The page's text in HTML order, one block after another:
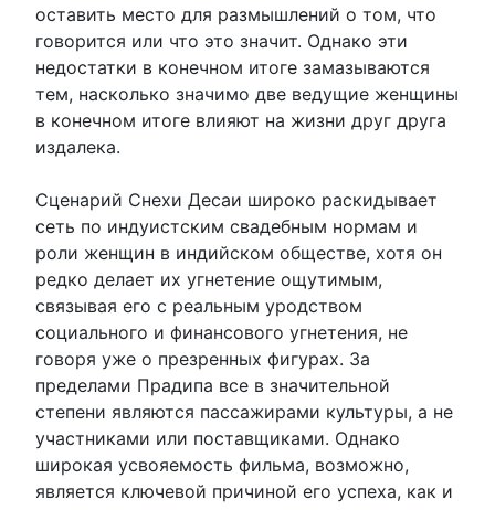
оставить место для размышлений о том, что
говорится или что это значит. Однако эти
недостатки в конечном итоге замазываются
тем, насколько значимо две ведущие женщины
в конечном итоге влияют на жизни друг друга
издалека.
Сценарий Снехи Десаи широко раскидывает
сеть по индуистским свадебным нормам и
роли женщин в индийском обществе, хотя он
редко делает их угнетение ощутимым,
связывая его с реальным уродством
социального и финансового угнетения, не
говоря уже о презренных фигурах. За
пределами Прадипа все в значительной
степени являются пассажирами культуры, а не
участниками или поставщиками. Однако
широкая усвояемость фильма, возможно,
является ключевой причиной его успеха, как и